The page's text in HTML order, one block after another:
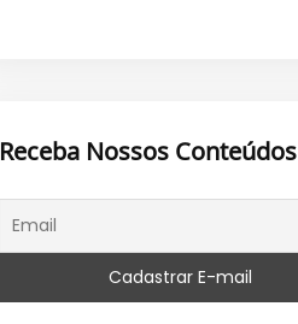
Receba Nossos Conteúdos